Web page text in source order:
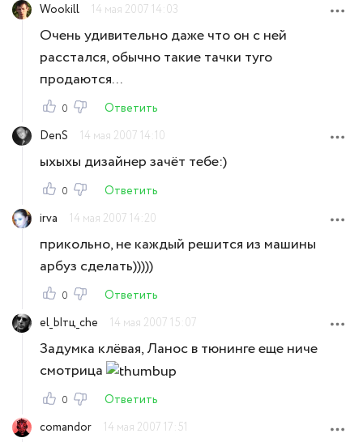
Wookill
14 мая 2007 14:03
Очень удивительно даже что он с ней
расстался, обычно такие тачки туго
продаются...
0
Ответить
DenS
14 мая 2007 14:10
ыхыхы дизайнер зачёт тебе:)
0
Ответить
irva
14 мая 2007 14:20
прикольно, не каждый решится из машины
арбуз сделать)))))
0
Ответить
el_Ытц_che
14 мая 2007 15:07
Задумка клёвая, Ланос в тюнинге еще ниче
смотрица
0
Ответить
comandor
14 мая 2007 17:51